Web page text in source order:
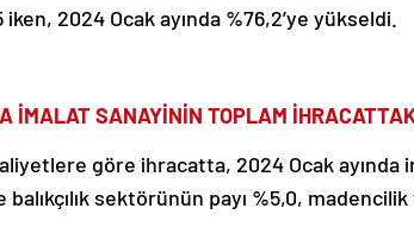
iken, 2024 Ocak ayında %76,2’ye yükseldi.
İMALAT SANAYİNİN TOPLAM
göre ihracatta, 2024 Ocak ayında
balıkçılık sektörünün payı %5,0,